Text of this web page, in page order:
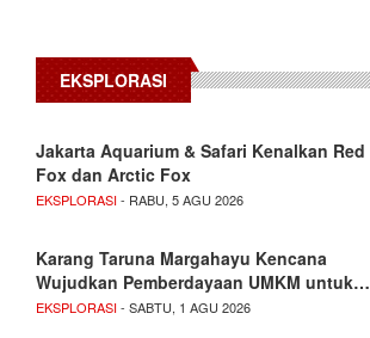
EKSPLORASI
Jakarta Aquarium & Safari Kenalkan Red
Fox dan Arctic Fox
EKSPLORASI- RABU, 5 AGU 2026
Karang Taruna Margahayu Kencana
Wujudkan Pemberdayaan UMKM untuk…
EKSPLORASI- SABTU, 1 AGU 2026